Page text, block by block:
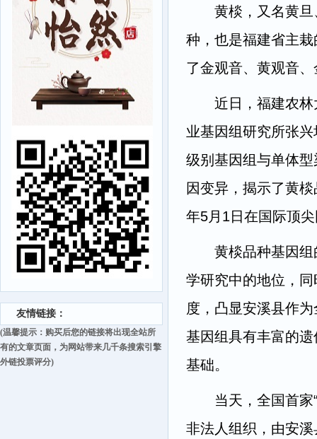
友情链接：
(温馨提示：购买后您的链接将出现全站所
有的文章页面，为网站带来几千条搜索引擎
外链投票评分)
黄棪，又名黄旦
种，也是福建省主
了金观音、黄观音
近日，福建农林
业基因组研究所张
级别基因组与单体
因变异，揭示了黄
年5月1日在国际顶
黄棪品种基因组
学研究中的地位，
度，凸显安溪县作
基因组具有丰富的
基础。
当天，全国首家“
非法人组织，由安